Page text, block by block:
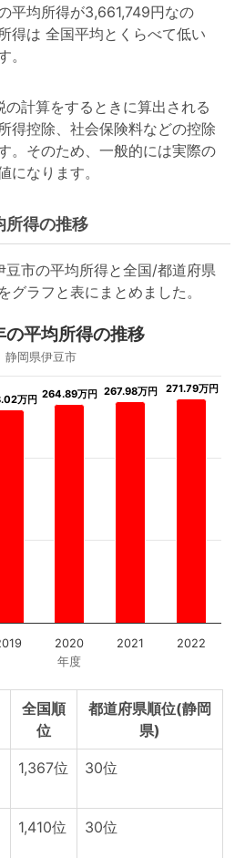
平均所得が3,661,749円なの
得は 全国平均とくらべて低い
。
計算をするときに算出される
得控除、社会保険料などの控除
。そのため、一般的には実際の
になります。
所得の推移
市の平均所得と全国/都道府県
グラフと表にまとめました。
年度
の平均所得の推移
静岡県伊豆市
万円
万円 264.89万円
264.89万円 267.98万円
267.98万円 271.79万円
271.79万円
2020 2021 2022
全国順
位
都道府県順位(静岡
県)
1,367位 30位
1,410位 30位